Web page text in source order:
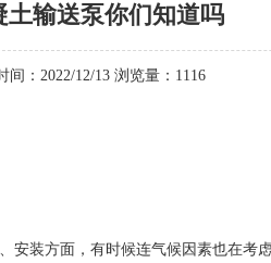
土输送泵你们知道吗
：2022/12/13 浏览量： 1116
安装方面，有时候连气候因素也在考